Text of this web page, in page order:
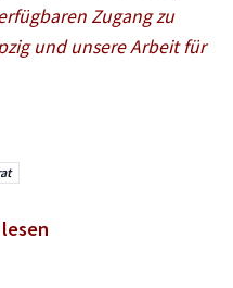
Zugang zu
und unsere Arbeit für